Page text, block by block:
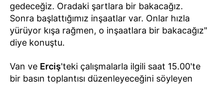
gedeceğiz. Oradaki şartlara bir bakacağız.
Sonra başlattığımız inşaatlar var. Onlar hızla
yürüyor kışa rağmen, o inşaatlara bir bakacağız"
diye konuştu.
Van ve Erciş'teki çalışmalarla ilgili saat 15.00'te
bir basın toplantısı düzenleyeceğini söyleyen